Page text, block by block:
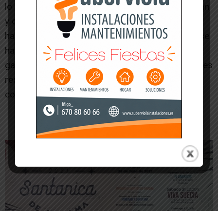
lo hemos demostrado con las fiestas de San Juan
y con las de San Pedro. Han sido diferentes y se
han hecho de otra manera. Pero los escenarios se
han llenado, lo que demuestra que la gente tiene
ganas, que está concienciada y, sobre todo, qué es
responsable. Doy por hecho que el
comportamiento va a ser excepcional.